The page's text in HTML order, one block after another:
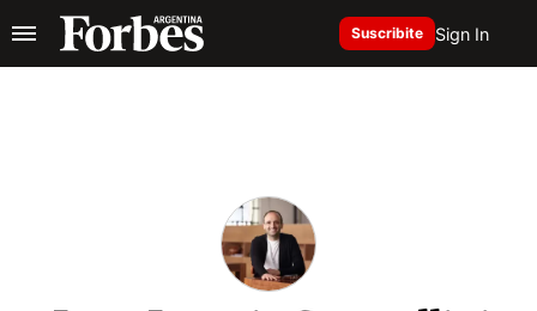
Suscribite Sign In